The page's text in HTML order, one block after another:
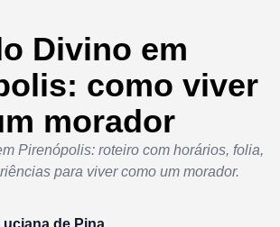
Divino em
como viver
morador
Pirenópolis: roteiro com horários, folia,
para viver como um morador.
de Pina